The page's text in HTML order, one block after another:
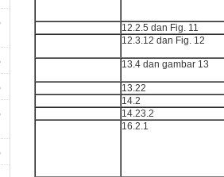
12.2.5 dan Fig. 11
12.3.12 dan Fig. 12
13.4 dan gambar 13
13.22
14.2
14.23.2
16.2.1